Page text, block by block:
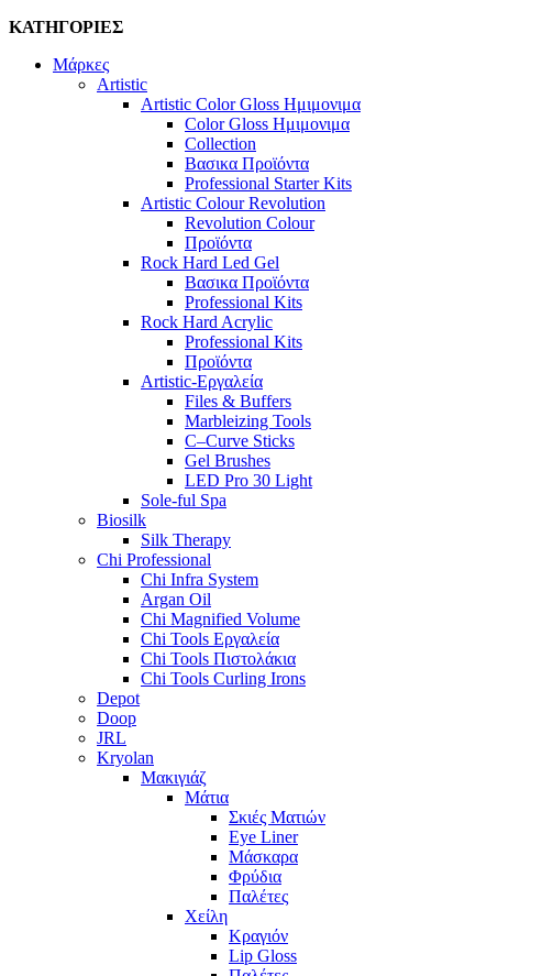
ΚΑΤΗΓΟΡΙΕΣ
Μάρκες
Artistic
Artistic Color Gloss Ημιμονιμα
Color Gloss Ημιμονιμα
Collection
Βασικα Προϊόντα
Professional Starter Kits
Artistic Colour Revolution
Revolution Colour
Προϊόντα
Rock Hard Led Gel
Βασικα Προϊόντα
Professional Kits
Rock Hard Acrylic
Professional Kits
Προϊόντα
Artistic-Εργαλεία
Files & Buffers
Marbleizing Tools
C–Curve Sticks
Gel Brushes
LED Pro 30 Light
Sole-ful Spa
Biosilk
Silk Therapy
Chi Professional
Chi Infra System
Argan Oil
Chi Magnified Volume
Chi Tools Εργαλεία
Chi Tools Πιστολάκια
Chi Tools Curling Irons
Depot
Doop
JRL
Kryolan
Μακιγιάζ
Μάτια
Σκιές Ματιών
Eye Liner
Μάσκαρα
Φρύδια
Παλέτες
Χείλη
Κραγιόν
Lip Gloss